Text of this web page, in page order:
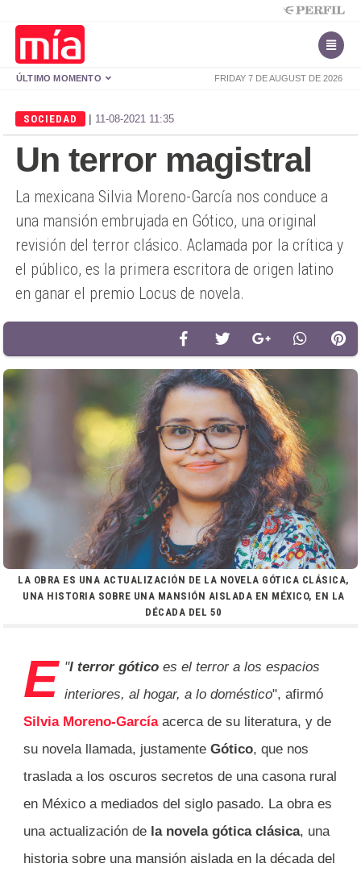
FRIDAY 7 DE AUGUST DE 2026
ÚLTIMO MOMENTO
SOCIEDAD | 11-08-2021 11:35
Un terror magistral
La mexicana Silvia Moreno-García nos conduce a
una mansión embrujada en Gótico, una original
revisión del terror clásico. Aclamada por la crítica y
el público, es la primera escritora de origen latino
en ganar el premio Locus de novela.
LA OBRA ES UNA ACTUALIZACIÓN DE LA NOVELA GÓTICA CLÁSICA,
UNA HISTORIA SOBRE UNA MANSIÓN AISLADA EN MÉXICO, EN LA
DÉCADA DEL 50
"
E l terror gótico es el terror a los espacios
interiores, al hogar, a lo doméstico", afirmó
Silvia Moreno-Garcíaacerca de su literatura, y de
su novela llamada, justamente Gótico, que nos
traslada a los oscuros secretos de una casona rural
en México a mediados del siglo pasado. La obra es
una actualización de la novela gótica clásica, una
historia sobre una mansión aislada en la década del